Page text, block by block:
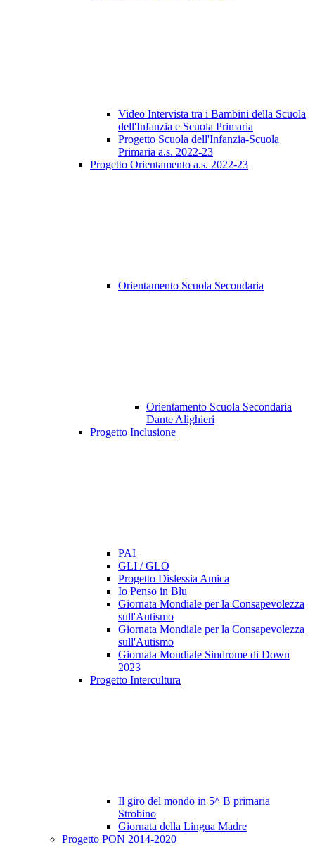
Video Intervista tra i Bambini della Scuola
dell'Infanzia e Scuola Primaria
Progetto Scuola dell'Infanzia-Scuola
Primaria a.s. 2022-23
Progetto Orientamento a.s. 2022-23
Orientamento Scuola Secondaria
Orientamento Scuola Secondaria
Dante Alighieri
Progetto Inclusione
PAI
GLI / GLO
Progetto Dislessia Amica
Io Penso in Blu
Giornata Mondiale per la Consapevolezza
sull'Autismo
Giornata Mondiale per la Consapevolezza
sull'Autismo
Giornata Mondiale Sindrome di Down
2023
Progetto Intercultura
Il giro del mondo in 5^ B primaria
Strobino
Giornata della Lingua Madre
Progetto PON 2014-2020